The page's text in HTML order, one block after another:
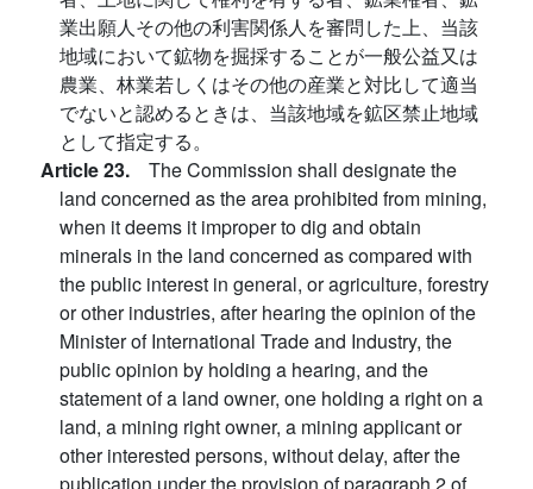
業出願人その他の利害関係人を審問した上、当該
地域において鉱物を掘採することが一般公益又は
農業、林業若しくはその他の産業と対比して適当
でないと認めるときは、当該地域を鉱区禁止地域
として指定する。
Article 23. The Commission shall designate the
land concerned as the area prohibited from mining,
when it deems it improper to dig and obtain
minerals in the land concerned as compared with
the public interest in general, or agriculture, forestry
or other industries, after hearing the opinion of the
Minister of International Trade and Industry, the
public opinion by holding a hearing, and the
statement of a land owner, one holding a right on a
land, a mining right owner, a mining applicant or
other interested persons, without delay, after the